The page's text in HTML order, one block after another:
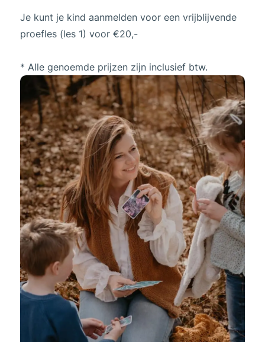
Je kunt je kind aanmelden voor een vrijblijvende
proefles (les 1) voor €20,-
* Alle genoemde prijzen zijn inclusief btw.